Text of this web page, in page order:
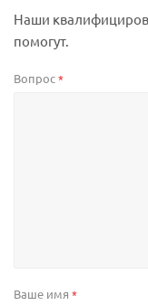
Наши
помогут.
Вопрос*
Ваше имя *